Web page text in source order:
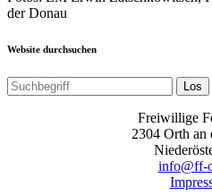
der Donau
Website durchsuchen
Los
Freiwillige
2304 Orth an
info@ff-